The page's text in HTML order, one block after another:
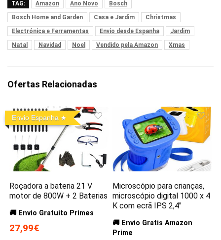
TAG: Amazon Ano Novo
Bosch
Bosch Home and Garden
Casa e Jardim
Christmas
Electrónica e Ferramentas
Envio desde Espanha
Jardim
Natal
Navidad Noel Vendido pela Amazon Xmas
Ofertas Relacionadas
Envio Espanha
Roçadora a bateria 21 V
motor de 800W + 2 Baterias
🚚 Envio Gratuito Primes
27,99€
Microscópio para crianças,
microscópio digital 1000 x 4
K com ecrã IPS 2,4″
🚚 Envio Gratis Amazon
Prime